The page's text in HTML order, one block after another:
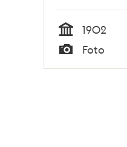
Tid
1902
Typ
Foto